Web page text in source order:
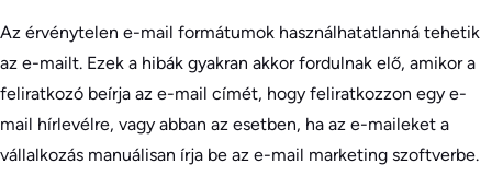
Az érvénytelen e-mail formátumok használhatatlanná tehetik
az e-mailt. Ezek a hibák gyakran akkor fordulnak elő, amikor a
feliratkozó beírja az e-mail címét, hogy feliratkozzon egy e-
mail hírlevélre, vagy abban az esetben, ha az e-maileket a
vállalkozás manuálisan írja be az e-mail marketing szoftverbe.